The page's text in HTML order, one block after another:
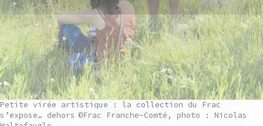
Petite virée artistique : la collection du Frac
s’expose… dehors ©Frac Franche-Comté, photo : Nicolas